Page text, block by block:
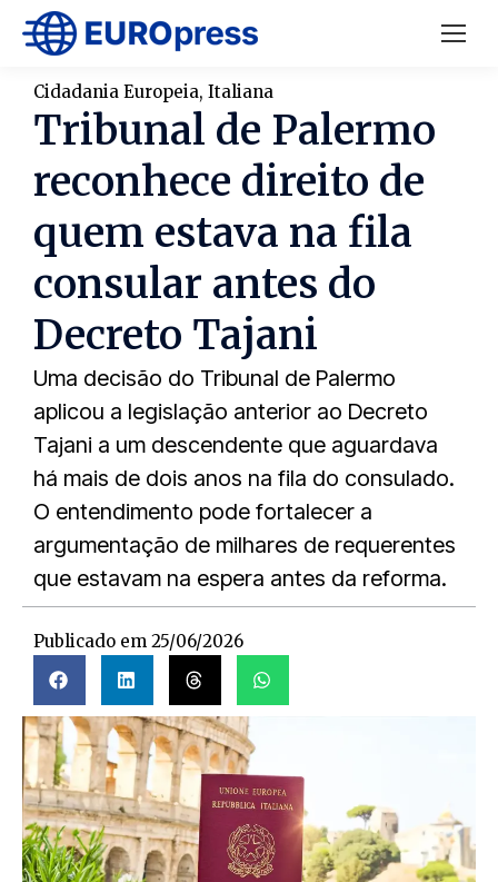
Cidadania Europeia, Italiana
Tribunal de Palermo
reconhece direito de
quem estava na fila
consular antes do
Decreto Tajani
Uma decisão do Tribunal de Palermo
aplicou a legislação anterior ao Decreto
Tajani a um descendente que aguardava
há mais de dois anos na fila do consulado.
O entendimento pode fortalecer a
argumentação de milhares de requerentes
que estavam na espera antes da reforma.
Publicado em 25/06/2026